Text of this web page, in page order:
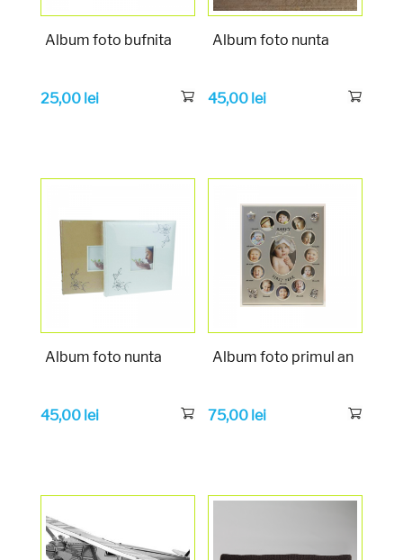
Album foto bufnita
25,00 lei
Album foto nunta
45,00 lei
Album foto nunta
45,00 lei
Album foto primul an
75,00 lei